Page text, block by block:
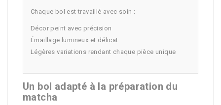
Chaque bol est travaillé avec soin :
Décor peint avec précision
Émaillage lumineux et délicat
Légères variations rendant chaque pièce unique
Un bol adapté à la préparation du
matcha